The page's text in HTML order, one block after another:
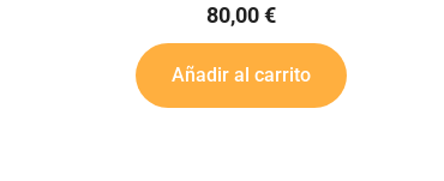
80,00€
Añadir al carrito